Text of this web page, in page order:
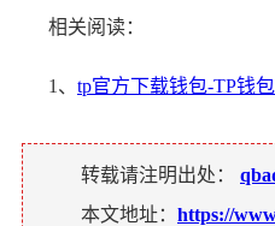
相关阅读：
1、 tp官方下载钱包-TP钱
转载请注明出处：
本文地址： https://